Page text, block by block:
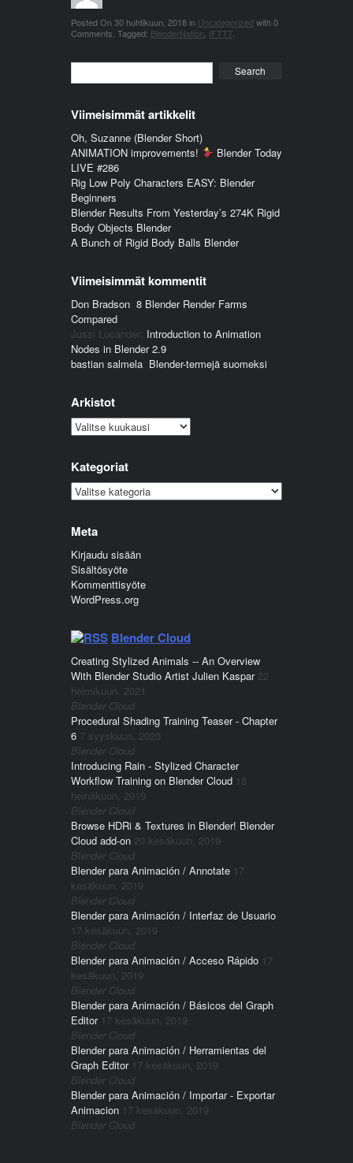
Posted On30 huhtikuun, 2018in Uncategorized with0
Comments Tagged: BlenderNation IFTTT
Viimeisimmät artikkelit
Oh, Suzanne (Blender Short)
ANIMATION improvements!
Blender Today
LIVE #286
Rig Low Poly Characters EASY: Blender
Beginners
Blender Results From Yesterday’s 274K Rigid
Body Objects Blender
A Bunch of Rigid Body Balls Blender
Viimeisimmät kommentit
Don Bradson: 8 Blender Render Farms
Compared
Jussi Lucander: Introduction to Animation
Nodes in Blender 2.9
bastian salmela: Blender-termejä suomeksi
Arkistot
Arkistot
Kategoriat
Kategoriat
Meta
Kirjaudu sisään
Sisältösyöte
Kommenttisyöte
WordPress.org
Blender Cloud
Creating Stylized Animals -- An Overview
With Blender Studio Artist Julien Kaspar 22
helmikuun, 2021
Blender Cloud
Procedural Shading Training Teaser - Chapter
6 7 syyskuun, 2020
Blender Cloud
Introducing Rain - Stylized Character
Workflow Training on Blender Cloud 18
heinäkuun, 2019
Blender Cloud
Browse HDRi & Textures in Blender! Blender
Cloud add-on 20 kesäkuun, 2019
Blender Cloud
Blender para Animación / Annotate 17
kesäkuun, 2019
Blender Cloud
Blender para Animación / Interfaz de Usuario
17 kesäkuun, 2019
Blender Cloud
Blender para Animación / Acceso Rápido 17
kesäkuun, 2019
Blender Cloud
Blender para Animación / Básicos del Graph
Editor 17 kesäkuun, 2019
Blender Cloud
Blender para Animación / Herramientas del
Graph Editor 17 kesäkuun, 2019
Blender Cloud
Blender para Animación / Importar - Exportar
Animacion 17 kesäkuun, 2019
Blender Cloud